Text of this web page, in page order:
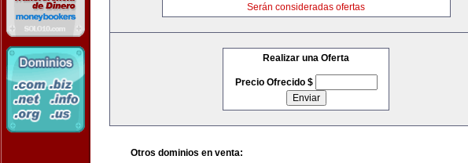
Serán consideradas ofertas
Realizar una Oferta
Precio Ofrecido $
Otros dominios en venta: